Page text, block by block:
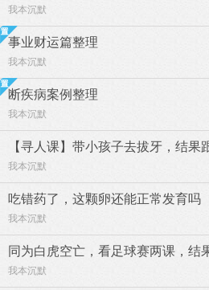
我本沉默
事业财运篇整理
我本沉默
断疾病案例整理
我本沉默
【寻人课】带小孩子去拔牙，结果
我本沉默
吃错药了，这颗卵还能正常发育吗
我本沉默
同为白虎空亡，看足球赛两课，结
我本沉默